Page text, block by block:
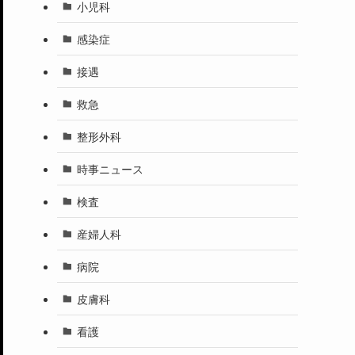
小児科
感染症
接遇
救急
整形外科
時事ニュース
検査
産婦人科
病院
皮膚科
看護